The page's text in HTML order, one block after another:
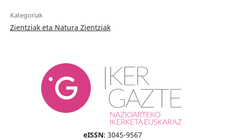
Kategoriak
Zientziak eta Natura Zientziak
eISSN: 3045-9567